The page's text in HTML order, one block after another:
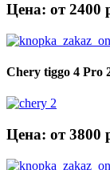
Цена: от 2400
Chery tiggo 4 Pro
Цена: от 3800